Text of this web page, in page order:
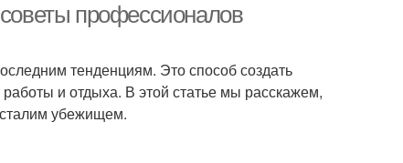
профессионалов
тенденциям. Это способ создать
и отдыха. В этой статье мы расскажем,
убежищем.